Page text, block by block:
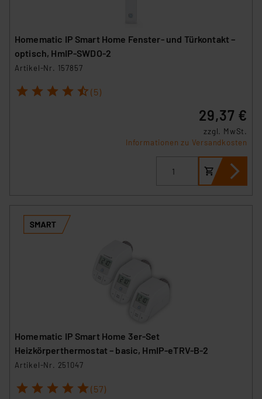
Homematic IP Smart Home Fenster- und Türkontakt –
optisch, HmIP-SWDO-2
Artikel-Nr. 157857
1 2 3 4 5 (5)
29,37 €
zzgl. MwSt.
Informationen zu Versandkosten
Homematic IP Smart Home 3er-Set
Heizkörperthermostat – basic, HmIP-eTRV-B-2
Artikel-Nr. 251047
1 2 3 4 5 (57)